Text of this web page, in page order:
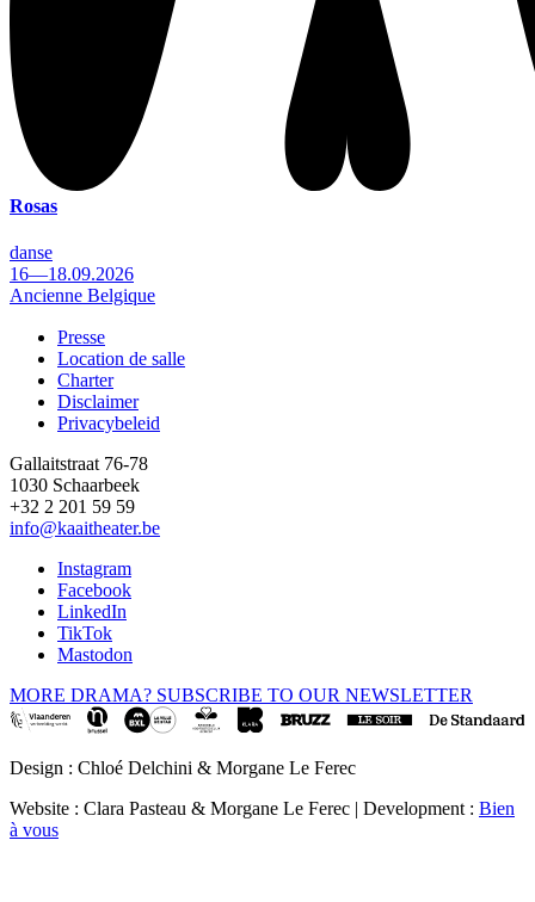
Rosas
danse
16—18.09.2026
Ancienne Belgique
Footer
Presse
Location de salle
Charter
Disclaimer
Privacybeleid
Gallaitstraat 76-78
1030 Schaarbeek
+32 2 201 59 59
info@kaaitheater.be
Instagram
Facebook
LinkedIn
TikTok
Mastodon
MORE DRAMA? SUBSCRIBE TO OUR NEWSLETTER
Design : Chloé Delchini & Morgane Le Ferec
Website : Clara Pasteau & Morgane Le Ferec | Development : Bien
à vous